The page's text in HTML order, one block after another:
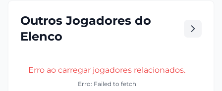
Outros Jogadores do
Elenco
Erro ao carregar jogadores relacionados.
Erro: Failed to fetch